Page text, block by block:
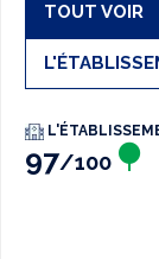
TOUT VOIR
97/100